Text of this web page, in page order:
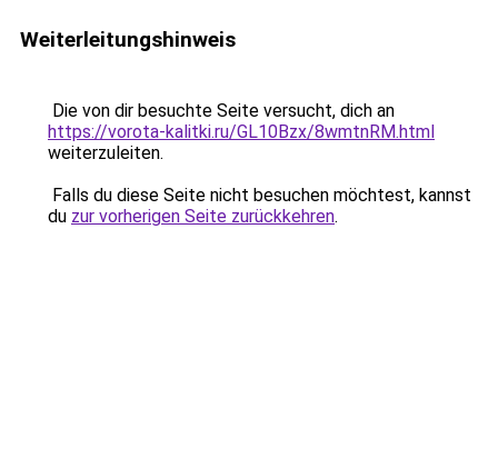
Weiterleitungshinweis
Die von dir besuchte Seite versucht, dich an
https://vorota-kalitki.ru/GL10Bzx/8wmtnRM.html
weiterzuleiten.
Falls du diese Seite nicht besuchen möchtest, kannst
du zur vorherigen Seite zurückkehren.